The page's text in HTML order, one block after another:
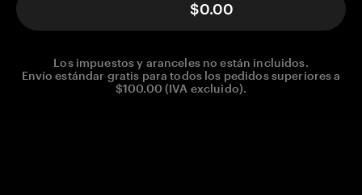
$0.00
Los impuestos y aranceles no están incluidos.
Envío estándar gratis para todos los pedidos superiores a
$100.00 (IVA excluido).